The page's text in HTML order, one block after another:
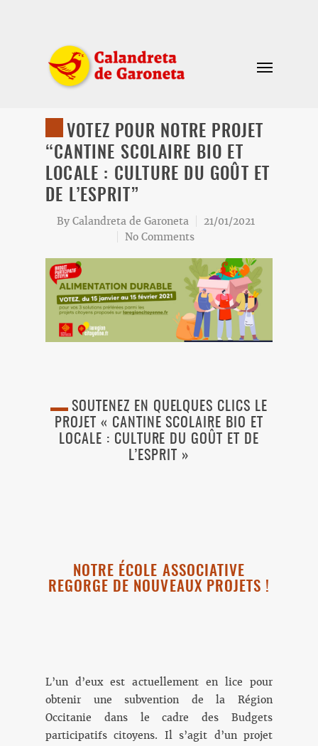
VOTEZ POUR NOTRE PROJET
“CANTINE SCOLAIRE BIO ET
LOCALE : CULTURE DU GOÛT ET
DE L’ESPRIT”
By Calandreta de Garoneta
21/01/2021
No Comments
SOUTENEZ EN QUELQUES CLICS LE
PROJET « CANTINE SCOLAIRE BIO ET
LOCALE : CULTURE DU GOÛT ET DE
L’ESPRIT »
NOTRE ÉCOLE ASSOCIATIVE
REGORGE DE NOUVEAUX PROJETS !
L’un d’eux est actuellement en lice pour
obtenir une subvention de la Région
Occitanie dans le cadre des Budgets
participatifs citoyens. Il s’agit d’un projet